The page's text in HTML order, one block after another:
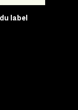
label